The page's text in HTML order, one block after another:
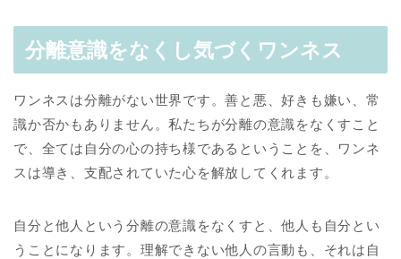
分離意識をなくし気づくワンネス
ワンネスは分離がない世界です。善と悪、好きも嫌い、常
識か否かもありません。私たちが分離の意識をなくすこと
で、全ては自分の心の持ち様であるということを、ワンネ
スは導き、支配されていた心を解放してくれます。
自分と他人という分離の意識をなくすと、他人も自分とい
うことになります。理解できない他人の言動も、それは自